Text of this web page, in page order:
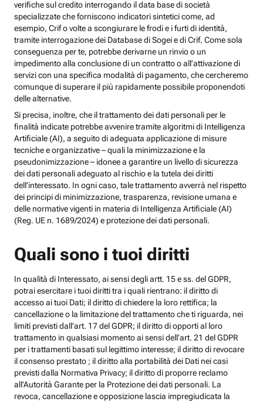
verifiche sul credito interrogando il data base di società
specializzate che forniscono indicatori sintetici come, ad
esempio, Crif o volte a scongiurare le frodi e i furti di identità,
tramite interrogazione dei Database di Sogei e di Crif. Come sola
conseguenza per te, potrebbe derivarne un rinvio o un
impedimento alla conclusione di un contratto o all’attivazione di
servizi con una specifica modalità di pagamento, che cercheremo
comunque di superare il più rapidamente possibile proponendoti
delle alternative.
Si precisa, inoltre, che il trattamento dei dati personali per le
finalità indicate potrebbe avvenire tramite algoritmi di Intelligenza
Artificiale (AI), a seguito di adeguata applicazione di misure
tecniche e organizzative – quali la minimizzazione e la
pseudonimizzazione – idonee a garantire un livello di sicurezza
dei dati personali adeguato al rischio e la tutela dei diritti
dell’interessato. In ogni caso, tale trattamento avverrà nel rispetto
dei principi di minimizzazione, trasparenza, revisione umana e
delle normative vigenti in materia di Intelligenza Artificiale (AI)
(Reg. UE n. 1689/2024) e protezione dei dati personali.
Quali sono i tuoi diritti
In qualità di Interessato, ai sensi degli artt. 15 e ss. del GDPR,
potrai esercitare i tuoi diritti tra i quali rientrano: il diritto di
accesso ai tuoi Dati; il diritto di chiedere la loro rettifica; la
cancellazione o la limitazione del trattamento che ti riguarda, nei
limiti previsti dall’art. 17 del GDPR; il diritto di opporti al loro
trattamento in qualsiasi momento ai sensi dell’art. 21 del GDPR
per i trattamenti basati sul legittimo interesse; il diritto di revocare
il consenso prestato ; il diritto alla portabilità dei Dati nei casi
previsti dalla Normativa Privacy; il diritto di proporre reclamo
all’Autorità Garante per la Protezione dei dati personali. La
revoca, cancellazione e opposizione lascia impregiudicata la